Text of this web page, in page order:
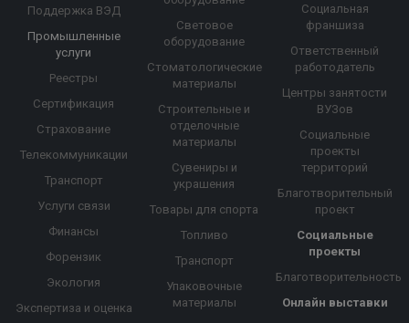
Поддержка ВЭД
Промышленные
услуги
Реестры
Сертификация
Страхование
Телекоммуникации
Транспорт
Услуги связи
Финансы
Форензик
Экология
Экспертиза и оценка
Световое
оборудование
Стоматологические
материалы
Строительные и
отделочные
материалы
Сувениры и
украшения
Товары для спорта
Топливо
Транспорт
Упаковочные
материалы
Социальная
франшиза
Ответственный
работодатель
Центры занятости
ВУЗов
Социальные
проекты
территорий
Благотворительный
проект
Социальные
проекты
Благотворительность
Онлайн выставки